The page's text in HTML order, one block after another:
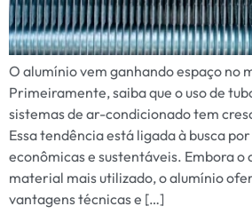
O alumínio vem ganhando espaço no
Primeiramente, saiba que o uso de
sistemas de ar-condicionado tem
Essa tendência está ligada à busca
econômicas e sustentáveis. Embora o
material mais utilizado, o alumínio
vantagens técnicas e […]